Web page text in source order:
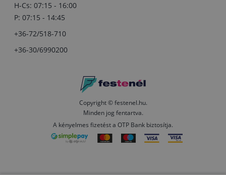
H-Cs: 07:15 - 16:00
P: 07:15 - 14:45
+36-72/518-710
+36-30/6990200
Copyright © festenel.hu.
Minden jog fentartva.
A kényelmes fizetést a OTP Bank biztosítja.